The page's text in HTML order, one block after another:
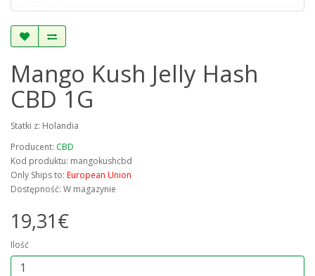
Mango Kush Jelly Hash
CBD 1G
Statki z: Holandia
Producent: CBD
Kod produktu: mangokushcbd
Only Ships to: European Union
Dostępność: W magazynie
19,31€
Ilość